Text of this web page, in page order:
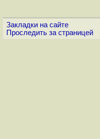
Закладки на сайте
Проследить за страницей